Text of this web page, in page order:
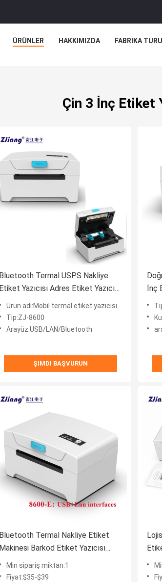
ÜRÜNLER HAKKIMIZDA FABRIKA TURU
Çin 3 İnç Etiket
Bluetooth Termal USPS Nakliye
Etiket Yazıcısı Adres Etiket Yazıcısı
3 inç 80mm
Ürün adı:Mobil termal etiket yazıcısı
Tip:ZJ-8600
Arayüz:USB/LAN/Bluetooth
ŞIMDI BAŞVURUN
İnç
Bluetooth Termal Nakliye Etiket
Makinesi Barkod Etiket Yazıcısı
80mm
Min sipariş miktarı:1
Fiyat:$35-$39